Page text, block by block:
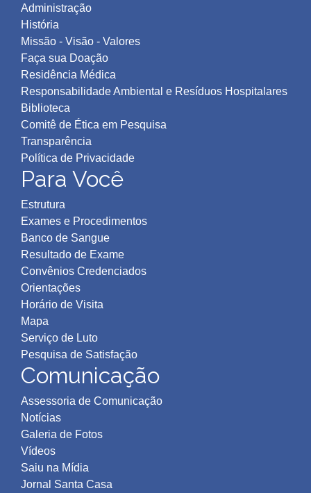
Administração
História
Missão - Visão - Valores
Faça sua Doação
Residência Médica
Responsabilidade Ambiental e Resíduos Hospitalares
Biblioteca
Comitê de Ética em Pesquisa
Transparência
Política de Privacidade
Para Você
Estrutura
Exames e Procedimentos
Banco de Sangue
Resultado de Exame
Convênios Credenciados
Orientações
Horário de Visita
Mapa
Serviço de Luto
Pesquisa de Satisfação
Comunicação
Assessoria de Comunicação
Notícias
Galeria de Fotos
Vídeos
Saiu na Mídia
Jornal Santa Casa